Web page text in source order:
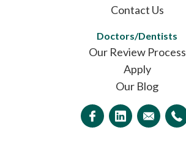
Contact Us
Doctors/Dentists
Our Review Process
Apply
Our Blog